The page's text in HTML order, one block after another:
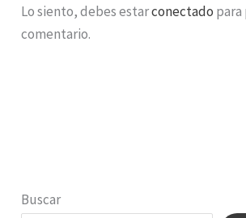
Lo siento, debes estarconectado
comentario.
Buscar